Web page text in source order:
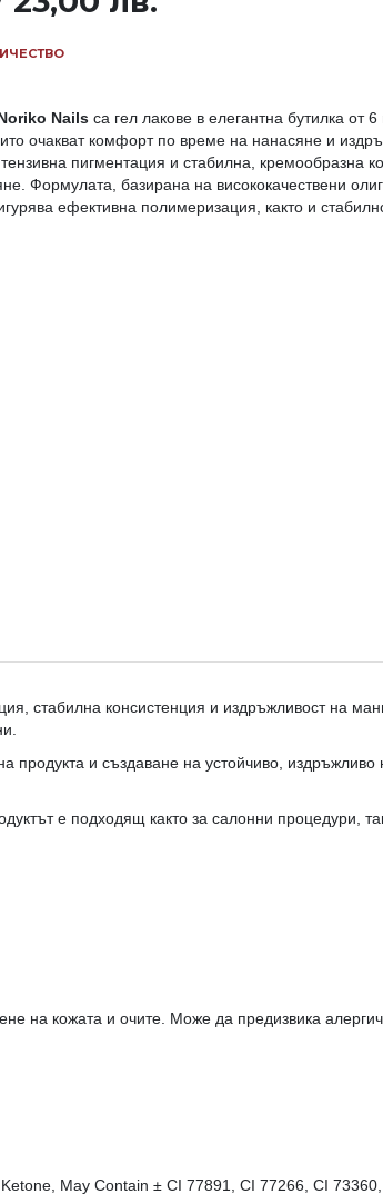
Nails са гел лакове в елегантна бутилка от
очакват комфорт по време на нанасяне и
пигментация и стабилна, кремообразна
Формулата, базирана на висококачествени
ефективна полимеризация, както и
стабилна консистенция и издръжливост на
и създаване на устойчиво, издръжливо
е подходящ както за салонни процедури,
на кожата и очите. Може да предизвика
May Contain ± CI 77891, CI 77266, CI